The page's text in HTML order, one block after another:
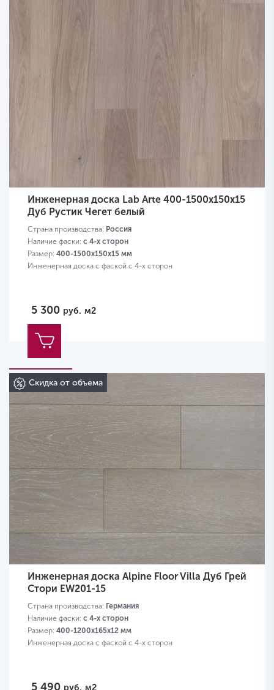
Инженерная доска Lab Arte 400-1500х150х15
Дуб Рустик Чегет белый
Страна производства: Россия
Наличие фаски: с 4-х сторон
Размер: 400-1500х150х15 мм
Инженерная доска с фаской с 4-х сторон
5 300 руб. м2
Скидка от объема
Инженерная доска Alpine Floor Villa Дуб Грей
Стори EW201-15
Страна производства: Германия
Наличие фаски: с 4-х сторон
Размер: 400-1200х165х12 мм
Инженерная доска с фаской с 4-х сторон
5 490 руб. м2